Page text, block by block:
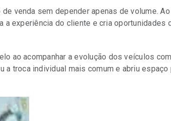
venda sem depender apenas de volume.
experiência do cliente e cria oportunidades
ao acompanhar a evolução dos veículos
troca individual mais comum e abriu espaço